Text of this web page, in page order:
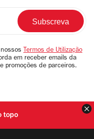
Termos de Utilização
em receber emails da
promoções de parceiros.
topo